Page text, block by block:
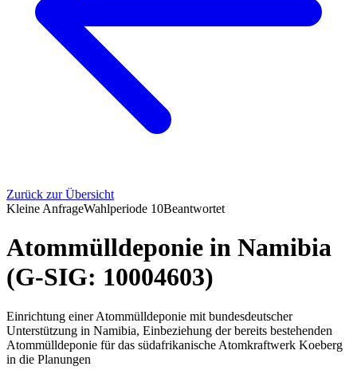
Zurück zur Übersicht
Kleine AnfrageWahlperiode 10Beantwortet
Atommülldeponie in Namibia
(G-SIG: 10004603)
Einrichtung einer Atommülldeponie mit bundesdeutscher
Unterstützung in Namibia, Einbeziehung der bereits bestehenden
Atommülldeponie für das südafrikanische Atomkraftwerk Koeberg
in die Planungen